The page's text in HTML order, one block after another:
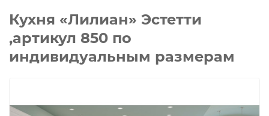
Кухня «Лилиан» Эстетти
,артикул 850 по
индивидуальным размерам